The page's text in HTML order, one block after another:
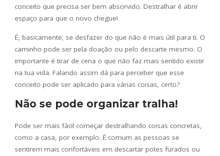
conceito que precisa ser bem absorvido. Destralhar é abrir
espaço para que o novo chegue!
É, basicamente, se desfazer do que não é mais útil para ti. O
caminho pode ser pela doação ou pelo descarte mesmo. O
importante é tirar de cena o que não faz mais sentido existir
na tua vida. Falando assim dá para perceber que esse
conceito pode ser aplicado para várias coisas, certo?
Não se pode organizar tralha!
Pode ser mais fácil começar destralhando coisas concretas,
como a casa, por exemplo. É comum as pessoas se
sentirem mais confortáveis em descartar potes furados ou